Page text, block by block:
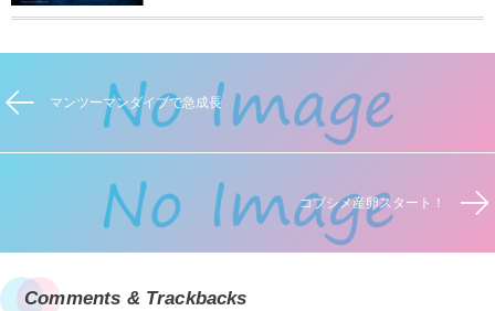
マンツーマンダイブで急成長
コブシメ産卵スタート！
Comments & Trackbacks